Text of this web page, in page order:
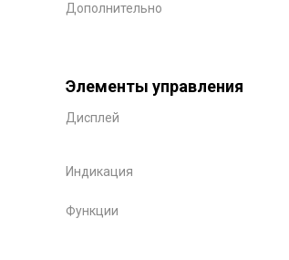
Дополнительно
Элементы управления
Дисплей
Индикация
Функции